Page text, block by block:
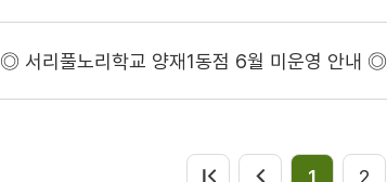
◎ 서리풀노리학교 양재1동점 6월 미운영 안내 ◎
1 2